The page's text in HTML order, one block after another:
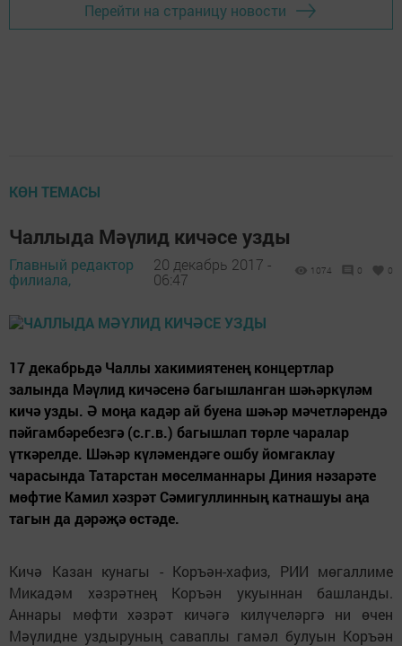
Перейти на страницу новости
КӨН ТЕМАСЫ
Чаллыда Мәүлид кичәсе узды
Главный редактор
филиала,
20 декабрь 2017 -
06:47
1074 0 0
17 декабрьдә Чаллы хакимиятенең концертлар
залында Мәүлид кичәсенә багышланган шәһәркүләм
кичә узды. Ә моңа кадәр ай буена шәһәр мәчетләрендә
пәйгамбәребезгә (с.г.в.) багышлап төрле чаралар
үткәрелде. Шәһәр күләмендәге ошбу йомгаклау
чарасында Татарстан мөселманнары Диния нәзарәте
мөфтие Камил хәзрәт Сәмигуллинның катнашуы аңа
тагын да дәрәҗә өстәде.
Кичә Казан кунагы - Коръән-хафиз, РИИ мөгаллиме
Микадәм хәзрәтнең Коръән укуыннан башланды.
Аннары мөфти хәзрәт кичәгә килүчеләргә ни өчен
Мәүлидне уздыруның саваплы гамәл булуын Коръән